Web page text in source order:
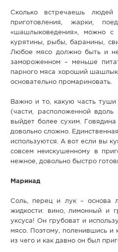
Сколько встречаешь
приготовления, жарки,
«шашлыковедения», можно с
курятины, рыбы, баранины,
Любое мясо должно быть и
замороженном – меньше
парного мяса хороший
основательно промариновать.
Важно и то, какую часть
(части, расположенной
выйдет более сухим.
довольно сложно.
используются. А вот если вы
совсем неискушенному в
нежное, довольно быстро
Маринад
Соль, перец и лук – основа
жидкости: вино, лимонный и
уксуса! Он грубоват и
мясо. Поэтому, поленившись и
из чего и как давно он был